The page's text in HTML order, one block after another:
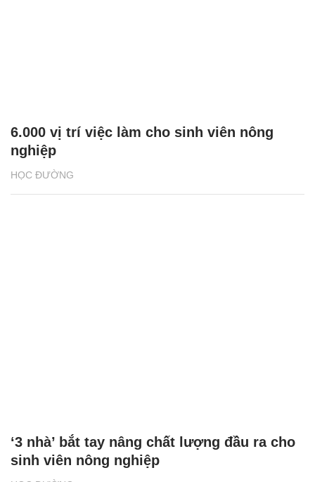
HỌC ĐƯỜNG
6.000 vị trí việc làm cho sinh viên nông
nghiệp
‘3 nhà’ bắt tay nâng chất lượng đầu ra cho
sinh viên nông nghiệp